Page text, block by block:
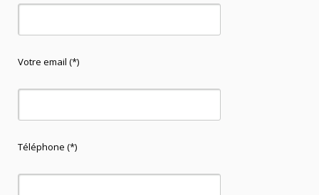
Votre email (*)
Téléphone (*)